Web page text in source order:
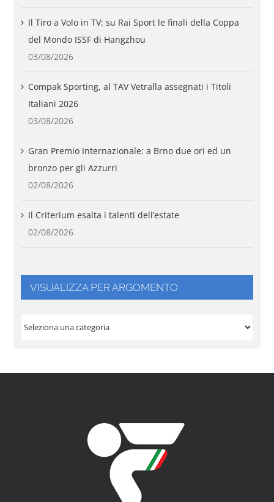
Il Tiro a Volo in TV: su Rai Sport le finali della Coppa
del Mondo ISSF di Hangzhou
03/08/2026
Compak Sporting, al TAV Vetralla assegnati i Titoli
Italiani 2026
03/08/2026
Gran Premio Internazionale: a Brno due ori ed un
bronzo per gli Azzurri
02/08/2026
Il Criterium esalta i talenti dell’estate
02/08/2026
VISUALIZZA PER ARGOMENTO